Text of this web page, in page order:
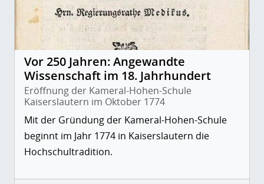
Vor 250 Jahren: Angewandte
Wissenschaft im 18. Jahrhundert
Eröffnung der Kameral-Hohen-Schule
Kaiserslautern im Oktober 1774
Mit der Gründung der Kameral-Hohen-Schule
beginnt im Jahr 1774 in Kaiserslautern die
Hochschultradition.